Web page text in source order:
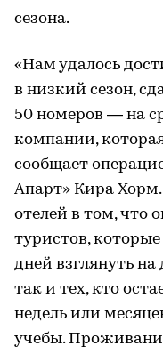
сезона.
«Нам удалось
в низкий сезон,
50 номеров — на
компании,
сообщает
Апарт» Кира
отелей в том, что
туристов,
дней взглянуть
так и тех, кто
недель или
учебы.